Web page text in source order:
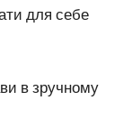
для себе
в зручному